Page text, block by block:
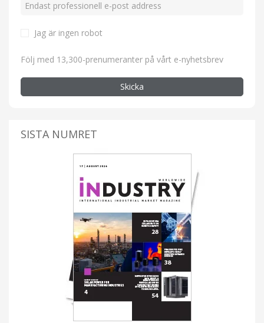
Jag är ingen robot
Följ med 13,300-prenumeranter på vårt e-nyhetsbrev
Skicka
SISTA NUMRET